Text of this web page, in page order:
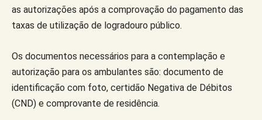
as autorizações após a comprovação do pagamento das
taxas de utilização de logradouro público.
Os documentos necessários para a contemplação e
autorização para os ambulantes são: documento de
identificação com foto, certidão Negativa de Débitos
(CND) e comprovante de residência.